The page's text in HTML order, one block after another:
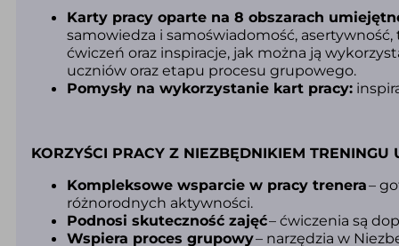
Karty pracy oparte na 8 obszarach
samowiedza i samoświadomość,
ćwiczeń oraz inspiracje, jak można ją
uczniów oraz etapu procesu grupowego.
Pomysły na wykorzystanie kart pracy:
KORZYŚCI PRACY Z NIEZBĘDNIKIEM TRENINGU
Kompleksowe wsparcie w pracy trenera–
różnorodnych aktywności.
Podnosi skuteczność zajęć– ćwiczenia są
Wspiera proces grupowy– narzędzia w